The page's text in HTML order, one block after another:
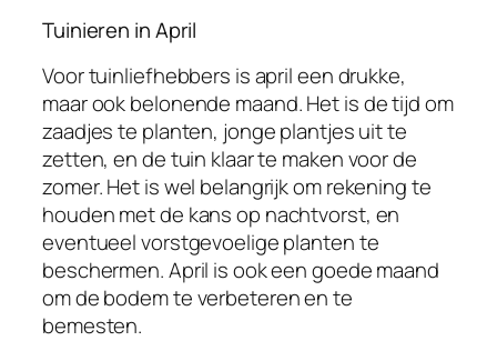
Tuinieren in April
Voor tuinliefhebbers is april een drukke,
maar ook belonende maand. Het is de tijd om
zaadjes te planten, jonge plantjes uit te
zetten, en de tuin klaar te maken voor de
zomer. Het is wel belangrijk om rekening te
houden met de kans op nachtvorst, en
eventueel vorstgevoelige planten te
beschermen. April is ook een goede maand
om de bodem te verbeteren en te
bemesten.